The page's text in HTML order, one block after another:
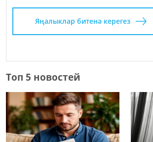
Яңалыклар битенә керегез
Топ 5 новостей